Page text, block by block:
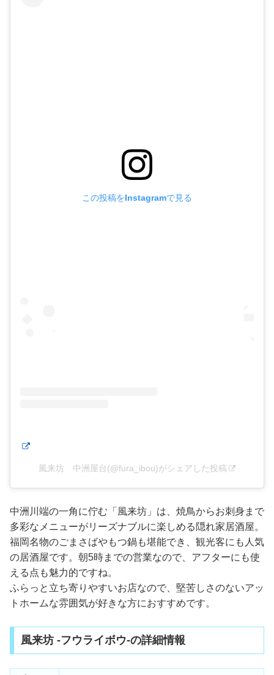
この投稿をInstagramで見る
風来坊 中洲屋台(@fura_ibou)がシェアした投稿
中洲川端の一角に佇む「風来坊」は、焼鳥からお刺身まで
多彩なメニューがリーズナブルに楽しめる隠れ家居酒屋。
福岡名物のごまさばやもつ鍋も堪能でき、観光客にも人気
の居酒屋です。朝5時までの営業なので、アフターにも使
える点も魅力的ですね。
ふらっと立ち寄りやすいお店なので、堅苦しさのないアッ
トホームな雰囲気が好きな方におすすめです。
風来坊 -フウライボウ-の詳細情報